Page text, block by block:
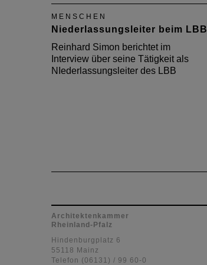
MENSCHEN
Niederlassungsleiter beim LBB
Reinhard Simon berichtet im
Interview über seine Tätigkeit als
NIederlassungsleiter des LBB
Architektenkammer
Rheinland-Pfalz
Hindenburgplatz 6
55118 Mainz
Telefon (06131) / 99 60-0